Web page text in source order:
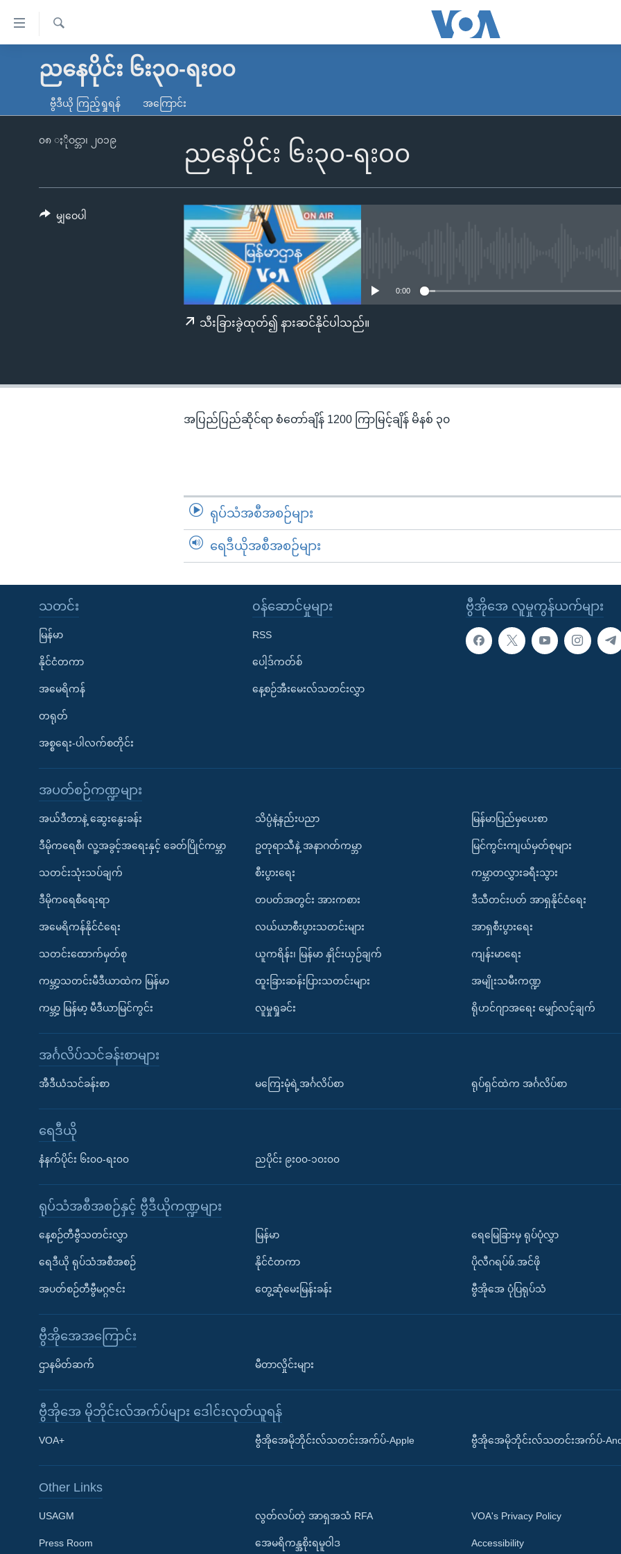
လွယ်ကူ
သည့်
ကျော်
မူလစာမျက်နှာ
ကမ္ဘာ့သတင်းများ
နိုင်ငံတကာ
တရုတ်
အစ္စရေး-ပါလက်စတိုင်း
ရပ်ဝန်းတခု လမ်းတခု အလွန်
အင်္ဂလိပ်စာလေ့လာမယ်
Learning English
ဘာသာစကားများ
ရ
လာ
ညနေပိုင်း ၆း၃၀-ရး၀၀
ဗွီဒီယို ကြည့်ရှုရန် အကြောင်း
ညနေပိုင်း ၆း၃၀-ရး၀၀
၀၈ ႏိုဝင္ဘာ၊ ၂၀၁၉
0:00
သီးခြားခွဲထုတ်၍ နားဆင်နိုင်ပါသည်။
မျှဝေပါ
အပြည်ပြည်ဆိုင်ရာ စံတော်ချိန် 1200 ကြာမြင့်ချိန် မိနစ် ၃၀
ရုပ်သံအစီအစဉ်များ
ရေဒီယိုအစီအစဉ်များ
ဗွီအိုအေ လူမှုကွန်ယက်များ
သတင်း
မြန်မာ
နိုင်ငံတကာ
အမေရိကန်
တရုတ်
အစ္စရေး-ပါလက်စတိုင်း
၀န်ဆောင်မှုများ
RSS
ပေါ့ဒ်ကတ်စ်
နေ့စဉ်အီးမေးလ်သတင်းလွှာ
အပတ်စဉ်ကဏ္ဍများ
အယ်ဒီတာနဲ့ ဆွေးနွေးခန်း
ဒီမိုကရေစီ၊ လူ့အခွင့်အရေးနှင့် ခေတ်ပြိုင်ကမ္ဘာ
သတင်းသုံးသပ်ချက်
ဒီမိုကရေစီရေးရာ
အမေရိကန်နိုင်ငံရေး
သတင်းထောက်မှတ်စု
ကမ္ဘာ့သတင်းမီဒီယာထဲက မြန်မာ
ကမ္ဘာ့ မြန်မာ့ မီဒီယာမြင်ကွင်း
သိပ္ပံနဲ့နည်းပညာ
ဥတုရာသီနဲ့ အနာဂတ်ကမ္ဘာ
စီးပွားရေး
တပတ်အတွင်း အားကစား
လယ်ယာစီးပွားသတင်းများ
ယူကရိန်း၊ မြန်မာ နှိုင်းယှဉ်ချက်
ထူးခြားဆန်းပြားသတင်းများ
လူမှုရှုခင်း
မြန်မာပြည်မှပေးစာ
မြင်ကွင်းကျယ်မှတ်စုများ
ကမ္ဘာတလွှားခရီးသွား
ဒီသီတင်းပတ် အာရှနိုင်ငံရေး
အာရှစီးပွားရေး
ကျန်းမာရေး
အမျိုးသမီးကဏ္ဍ
ရိုဟင်ဂျာအရေး မျှော်လင့်ချက်
အင်္ဂလိပ်သင်ခန်းစာများ
အီဒီယံသင်ခန်းစာ မကြေးမုံရဲ့အင်္ဂလိပ်စာ ရုပ်ရှင်ထဲက အင်္ဂလိပ်စာ
ရေဒီယို
နံနက်ပိုင်း ၆း၀၀-ရး၀၀ ညပိုင်း ၉း၀၀-၁၀း၀၀
ရုပ်သံအစီအစဉ်နှင့် ဗွီဒီယိုကဏ္ဍများ
နေ့စဉ်တီဗွီသတင်းလွှာ
ရေဒီယို ရုပ်သံအစီအစဉ်
အပတ်စဉ်တီဗွီမဂ္ဂဇင်း
မြန်မာ
နိုင်ငံတကာ
တွေ့ဆုံမေးမြန်းခန်း
ရေမြေခြားမှ ရုပ်ပုံလွှာ
ပိုလီဂရပ်ဖ်.အင်ဖို
ဗွီအိုအေ ပုံပြရုပ်သံ
ဗွီအိုအေအကြောင်း
ဌာနမိတ်ဆက် မီတာလှိုင်းများ
ဗွီအိုအေ မိုဘိုင်းလ်အက်ပ်များ ဒေါင်းလုတ်ယူရန်
VOA+ ဗွီအိုအေမိုဘိုင်းလ်သတင်းအက်ပ်-Apple ဗွီအိုအေမိုဘိုင်းလ်သတင်းအက်ပ်-
Other Links
USAGM
Press Room
လွတ်လပ်တဲ့ အာရှအသံ RFA
အေမရိကန္အစိုးရမူဝါဒ
VOA's Privacy Policy
Accessibility